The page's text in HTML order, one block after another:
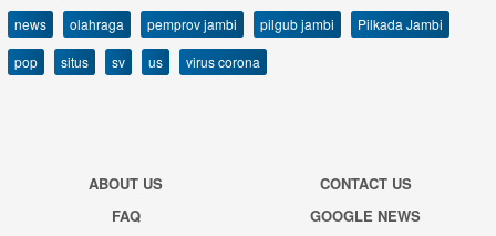
news
olahraga pemprov jambi pilgub jambi
Pilkada Jambi
pop
situs sv us virus corona
ABOUT US
CONTACT US
FAQ
GOOGLE NEWS